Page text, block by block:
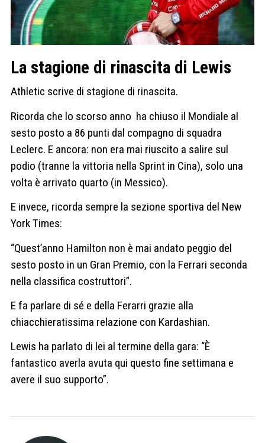
La stagione di rinascita di Lewis
Athletic scrive di stagione di rinascita.
Ricorda che lo scorso anno ha chiuso il Mondiale al
sesto posto a 86 punti dal compagno di squadra
Leclerc. E ancora: non era mai riuscito a salire sul
podio (tranne la vittoria nella Sprint in Cina), solo una
volta è arrivato quarto (in Messico).
E invece, ricorda sempre la sezione sportiva del New
York Times:
“Quest’anno Hamilton non è mai andato peggio del
sesto posto in un Gran Premio, con la Ferrari seconda
nella classifica costruttori”.
E fa parlare di sé e della Ferarri grazie alla
chiacchieratissima relazione con Kardashian.
Lewis ha parlato di lei al termine della gara: “È
fantastico averla avuta qui questo fine settimana e
avere il suo supporto”.